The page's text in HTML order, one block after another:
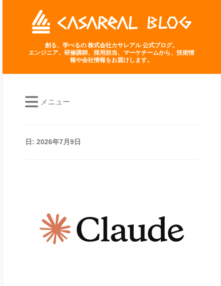
創る、学べるの 株式会社カサレアル 公式ブログ。
エンジニア、研修講師、採用担当、マーケチームから、技術情
報や会社情報をお届けします。
メニュー
日: 2026年7月9日